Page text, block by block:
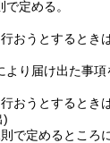
定める。
おうとするとき
より届け出た事
おうとするとき
)
で定めるところ